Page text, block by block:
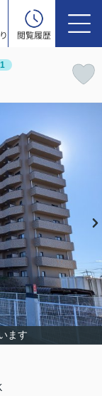
閲覧履歴
ます